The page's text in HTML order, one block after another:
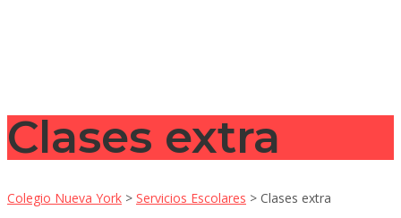
Clases extra
Colegio Nueva York > Servicios Escolares > Clases extra